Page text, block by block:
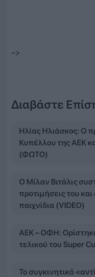
–>
Διαβάστε
Ηλίας Ηλιάσκος: Ο
Κυπέλλου της ΑΕΚ
(ΦΩΤΟ)
Ο Μίλαν Βιτάλις
προτιμήσεις του
παιχνίδια (VIDEO)
ΑΕΚ – ΟΦΗ:
τελικού του Super
Το συγκινητικό